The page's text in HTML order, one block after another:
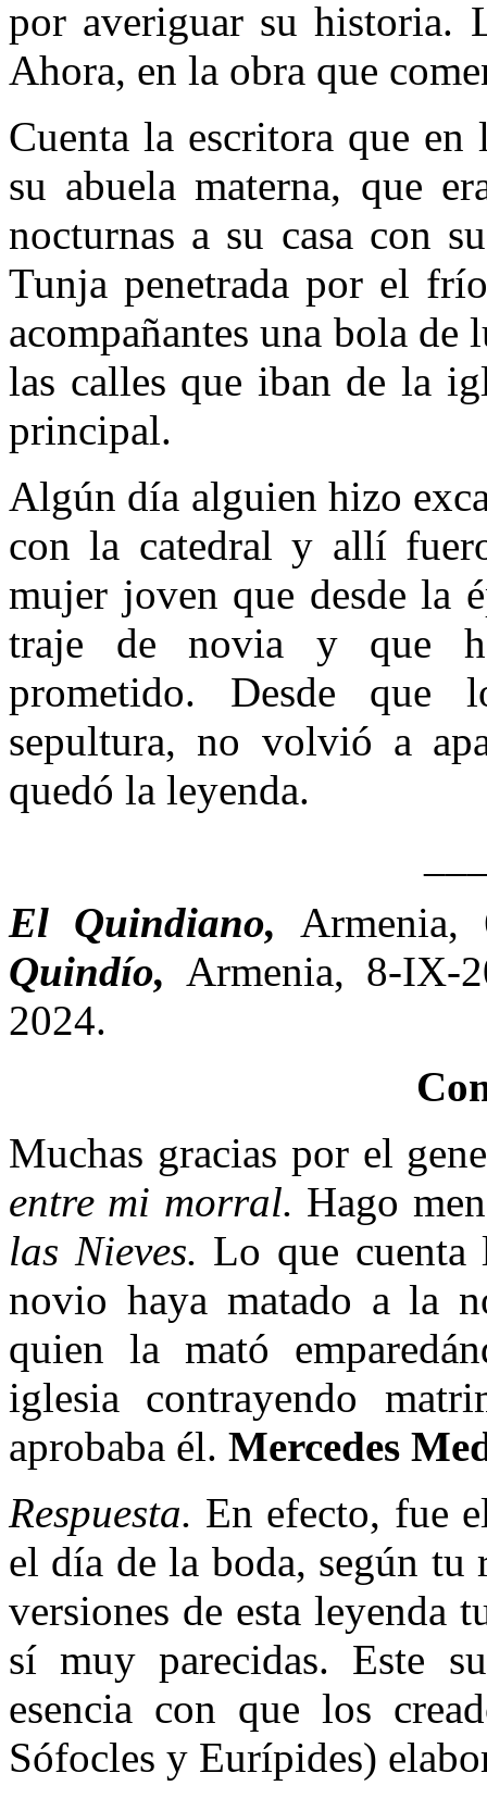
por averiguar su historia.
Ahora, en la obra que
Cuenta la escritora que
su abuela materna, que
nocturnas a su casa con
Tunja penetrada por el
acompañantes una bola
las calles que iban de la
principal.
Algún día alguien hizo
con la catedral y allí
mujer joven que desde la
traje de novia y que
prometido. Desde que
sepultura, no volvió a
quedó la leyenda.
El Quindiano,
Quindío, Armenia, 8-IX-
2024.
Muchas gracias por el
entre mi morral. Hago
las Nieves. Lo que cuenta
novio haya matado a la
quien la mató
iglesia contrayendo
aprobaba él. Mercedes
Respuesta. En efecto, fue
el día de la boda, según tu
versiones de esta leyenda
sí muy parecidas. Este
esencia con que los
Sófocles y Eurípides)